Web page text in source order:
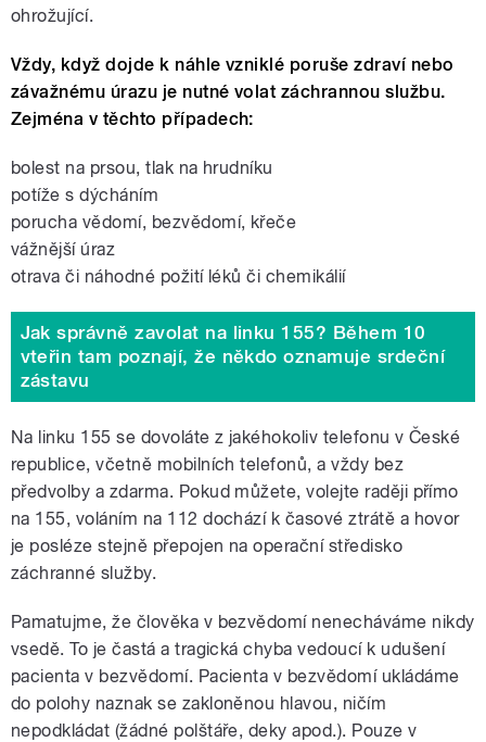
ohrožující.
Vždy, když dojde k náhle vzniklé poruše zdraví nebo
závažnému úrazu je nutné volat záchrannou službu.
Zejména v těchto případech:
bolest na prsou, tlak na hrudníku
potíže s dýcháním
porucha vědomí, bezvědomí, křeče
vážnější úraz
otrava či náhodné požití léků či chemikálií
Jak správně zavolat na linku 155? Během 10
vteřin tam poznají, že někdo oznamuje srdeční
zástavu
Na linku 155 se dovoláte z jakéhokoliv telefonu v České
republice, včetně mobilních telefonů, a vždy bez
předvolby a zdarma. Pokud můžete, volejte raději přímo
na 155, voláním na 112 dochází k časové ztrátě a hovor
je posléze stejně přepojen na operační středisko
záchranné služby.
Pamatujme, že člověka v bezvědomí nenecháváme nikdy
vsedě. To je častá a tragická chyba vedoucí k udušení
pacienta v bezvědomí. Pacienta v bezvědomí ukládáme
do polohy naznak se zakloněnou hlavou, ničím
nepodkládat (žádné polštáře, deky apod.). Pouze v